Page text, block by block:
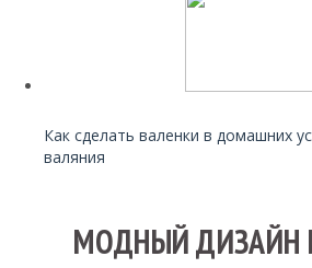
Как сделать валенки в домашних
валяния
МОДНЫЙ ДИЗАЙН